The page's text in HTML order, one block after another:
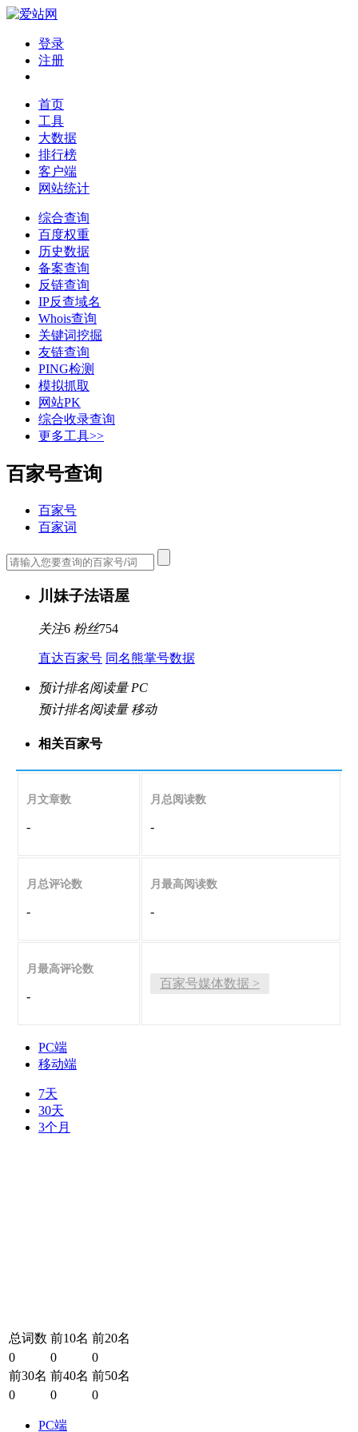
登录
注册
首页
工具
大数据
排行榜
客户端
网站统计
综合查询
百度权重
历史数据
备案查询
反链查询
IP反查域名
Whois查询
关键词挖掘
友链查询
PING检测
模拟抓取
网站PK
综合收录查询
更多工具>>
百家号查询
百家号
百家词
川妹子法语屋
关注6 粉丝754
直达百家号 同名熊掌号数据
预计排名阅读量 PC
预计排名阅读量 移动
相关百家号
月文章数
-
月总阅读数
-
月总评论数
-
月最高阅读数
-
月最高评论数
-
百家号媒体数据 >
PC端
移动端
7天
30天
3个月
总词数 前10名 前20名
0
0
0
前30名 前40名 前50名
0
0 0
PC端